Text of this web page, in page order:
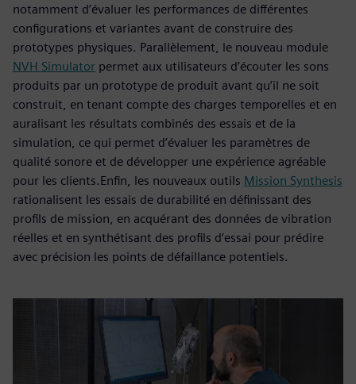
notamment d’évaluer les performances de différentes
configurations et variantes avant de construire des
prototypes physiques. Parallèlement, le nouveau module
NVH Simulator permet aux utilisateurs d’écouter les sons
produits par un prototype de produit avant qu’il ne soit
construit, en tenant compte des charges temporelles et en
auralisant les résultats combinés des essais et de la
simulation, ce qui permet d’évaluer les paramètres de
qualité sonore et de développer une expérience agréable
pour les clients.Enfin, les nouveaux outils Mission Synthesis
rationalisent les essais de durabilité en définissant des
profils de mission, en acquérant des données de vibration
réelles et en synthétisant des profils d’essai pour prédire
avec précision les points de défaillance potentiels.